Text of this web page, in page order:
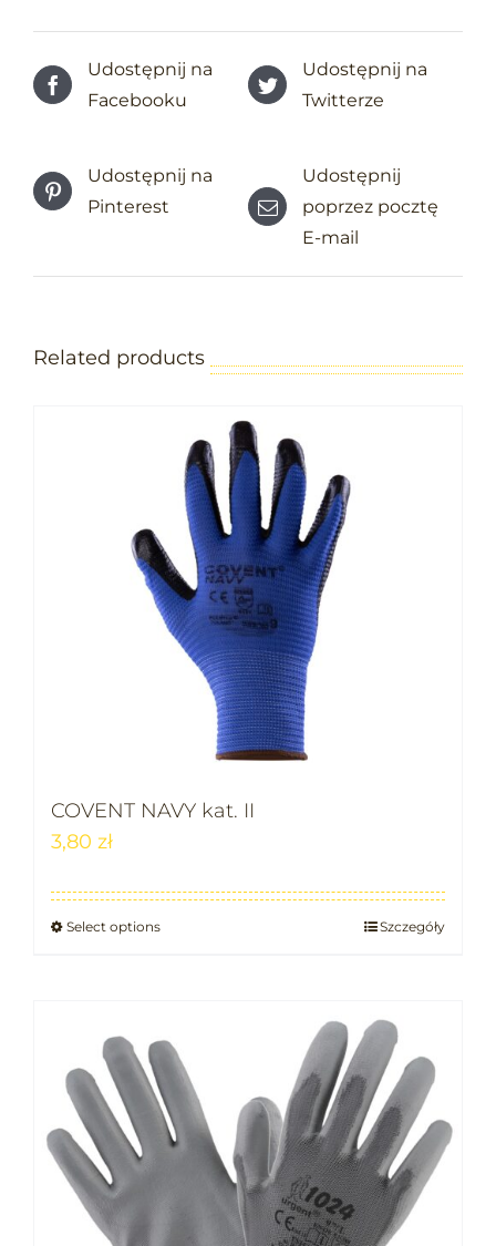
Udostępnij na
Facebooku
Udostępnij na
Twitterze
Udostępnij na
Pinterest
Udostępnij
poprzez pocztę
E-mail
Related products
COVENT NAVY kat. II
3,80 zł
Select options Szczegóły